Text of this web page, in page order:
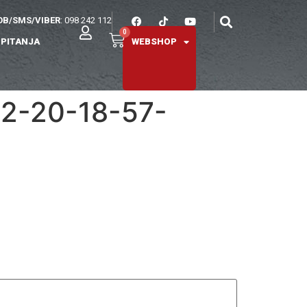
SMS/VIBER: 098 242 112
0
WEBSHOP
20-18-57-